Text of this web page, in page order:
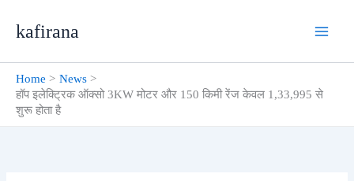
kafirana
Home
News
हॉप इलेक्ट्रिक ऑक्सो 3KW मोटर और 150 किमी रेंज केवल 1,33,995 से
शुरू होता है